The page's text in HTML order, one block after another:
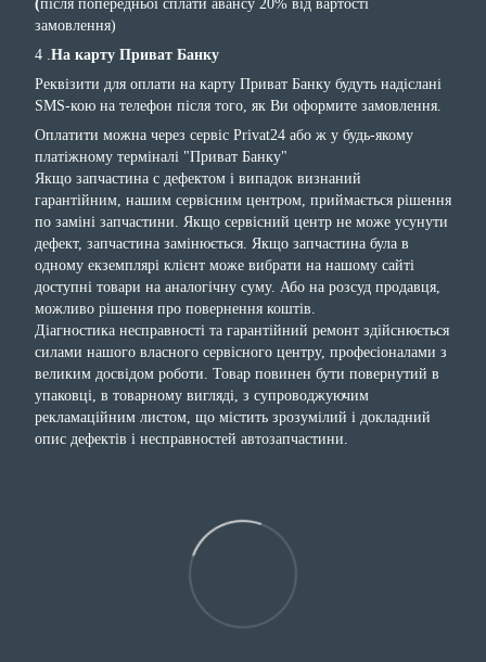
(після попередньої сплати авансу 20% від вартості
замовлення)
4 . На карту Приват Банку
Реквізити для оплати на карту Приват Банку будуть надіслані
SMS-кою на телефон після того, як Ви оформите замовлення.
Оплатити можна через сервіс Privat24 або ж у будь-якому
платіжному терміналі "Приват Банку"
Якщо запчастина с дефектом і випадок визнаний
гарантійним, нашим сервісним центром, приймається рішення
по заміні запчастини. Якщо сервісний центр не може усунути
дефект, запчастина замінюється. Якщо запчастина була в
одному екземплярі клієнт може вибрати на нашому сайті
доступні товари на аналогічну суму. Або на розсуд продавця,
можливо рішення про повернення коштів.
Діагностика несправності та гарантійний ремонт здійснюється
силами нашого власного сервісного центру, професіоналами з
великим досвідом роботи. Товар повинен бути повернутий в
упаковці, в товарному вигляді, з супроводжуючим
рекламаційним листом, що містить зрозумілий і докладний
опис дефектів і несправностей автозапчастини.